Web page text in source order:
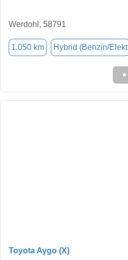
Werdohl, 58791
1.050 km Hybrid (Benzin/Elekt
★
Toyota Aygo (X)